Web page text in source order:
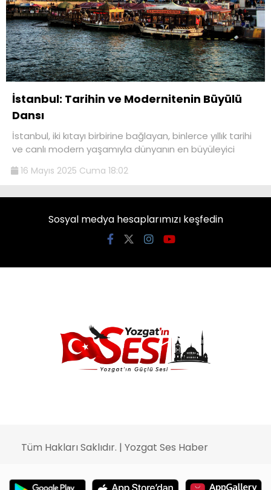
İstanbul: Tarihin ve Modernitenin Büyülü
Dansı
İstanbul, iki kıtayı birbirine bağlayan, binlerce yıllık tarihi
ve canlı modern yaşamıyla dünyanın en büyüleyici
16 Mayıs 2025 Cuma 18:02
Sosyal medya hesaplarımızı keşfedin
Tüm Hakları Saklıdır. | Yozgat Ses Haber